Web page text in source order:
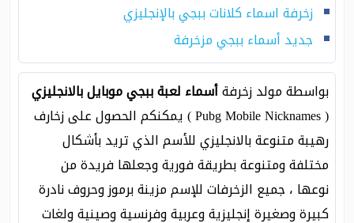
زخرفة اسماء كلانات ببجي بالإنجليزي
جديد أسماء ببجي مزخرفة
بواسطة مولد زخرفةأسماء لعبة ببجي موبايل بالانجليزي
( Pubg Mobile Nicknames ) يمكنكم الحصول على زخارف
رهيبة متنوعة بالانجليزي للأسم الذي تريد بأشكال
مختلفة ومتنوعة بطريقة فورية وجعلها فريدة من
نوعها ، جميع الزخرفات للإسم مزينة برموز وحروف نادرة
كبيرة وصغيرة إنجليزية وعربية وفرنسية وصينية ولغات